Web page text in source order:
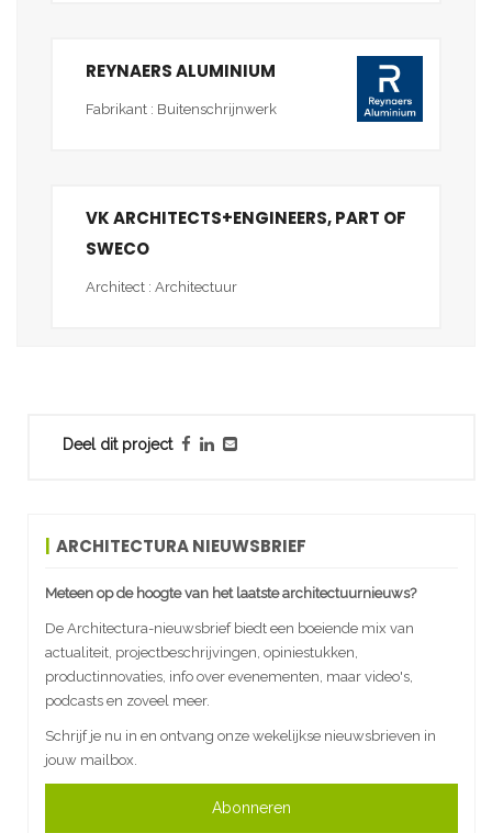
Deel dit project
ARCHITECTURA NIEUWSBRIEF
Meteen op de hoogte van het laatste architectuurnieuws?
De Architectura-nieuwsbrief biedt een boeiende mix van
actualiteit, projectbeschrijvingen, opiniestukken,
productinnovaties, info over evenementen, maar video's,
podcasts en zoveel meer.
Schrijf je nu in en ontvang onze wekelijkse nieuwsbrieven in
jouw mailbox.
Abonneren
REYNAERS ALUMINIUM
Fabrikant : Buitenschrijnwerk
VK ARCHITECTS+ENGINEERS, PART OF
SWECO
Architect : Architectuur